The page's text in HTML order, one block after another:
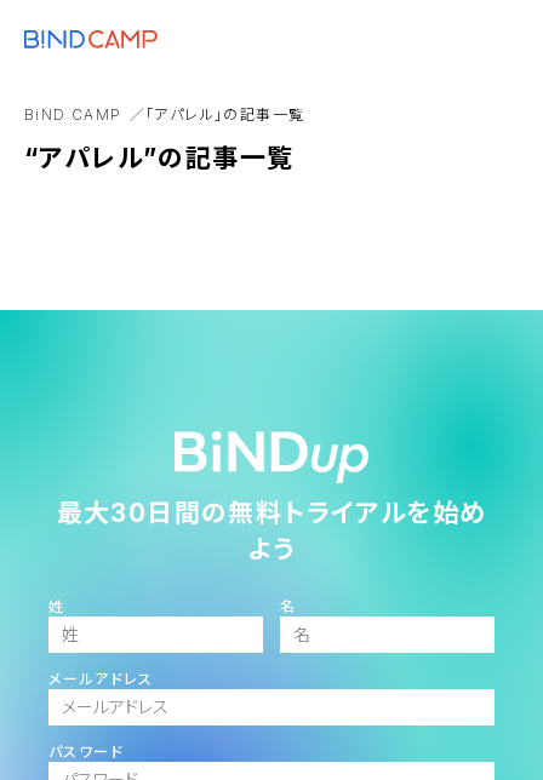
集客・マーケティング
BiND CAMP 「アパレル」の記事一覧
“アパレル”の記事一覧
最大30日間の無料トライアルを始め
よう
姓 名
メールアドレス
パスワード